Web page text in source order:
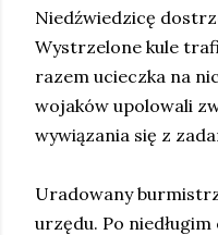
Niedźwiedzicę
Wystrzelone kule
razem ucieczka na
wojaków upolowali
wywiązania się z
Uradowany
urzędu. Po